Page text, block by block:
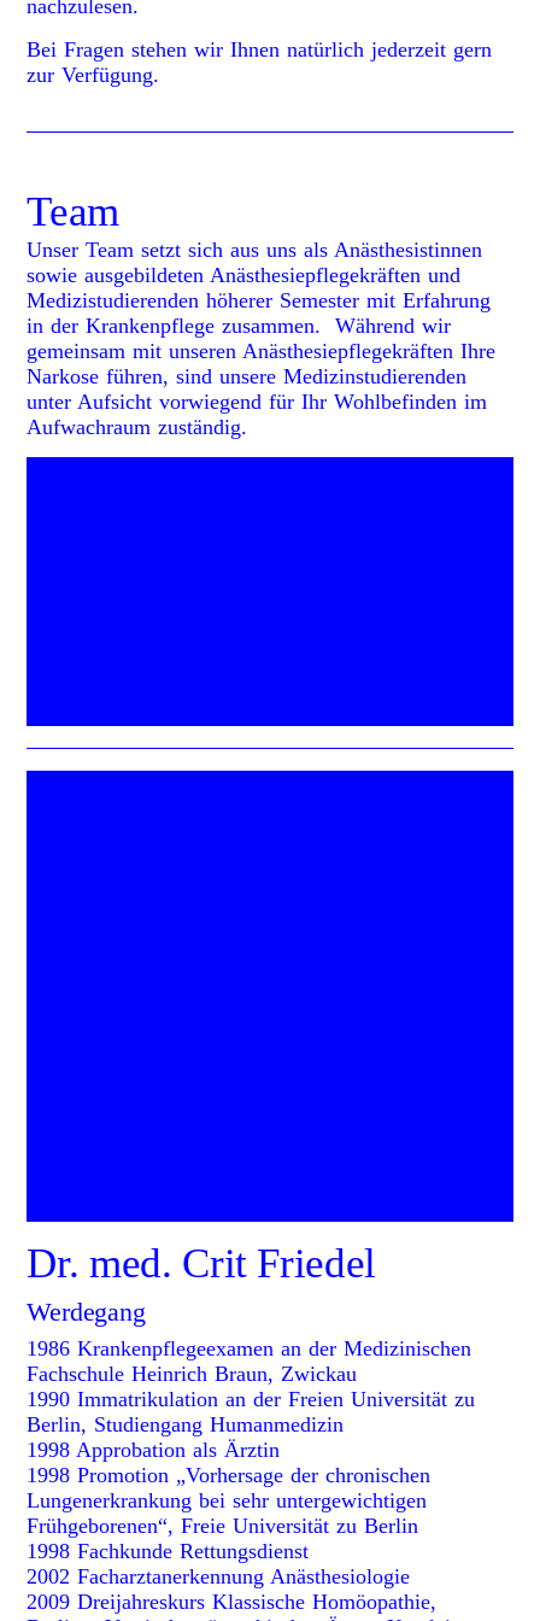
nachzulesen.
Bei Fragen stehen wir Ihnen natürlich jederzeit gern
zur Verfügung.
Team
Unser Team setzt sich aus uns als Anästhesistinnen
sowie ausgebildeten Anästhesiepflegekräften und
Medizistudierenden höherer Semester mit Erfahrung
in der Krankenpflege zusammen. Während wir
gemeinsam mit unseren Anästhesiepflegekräften Ihre
Narkose führen, sind unsere Medizinstudierenden
unter Aufsicht vorwiegend für Ihr Wohlbefinden im
Aufwachraum zuständig.
Dr. med. Crit Friedel
Werdegang
1986 Krankenpflegeexamen an der Medizinischen
Fachschule Heinrich Braun, Zwickau
1990 Immatrikulation an der Freien Universität zu
Berlin, Studiengang Humanmedizin
1998 Approbation als Ärztin
1998 Promotion „Vorhersage der chronischen
Lungenerkrankung bei sehr untergewichtigen
Frühgeborenen“, Freie Universität zu Berlin
1998 Fachkunde Rettungsdienst
2002 Facharztanerkennung Anästhesiologie
2009 Dreijahreskurs Klassische Homöopathie,